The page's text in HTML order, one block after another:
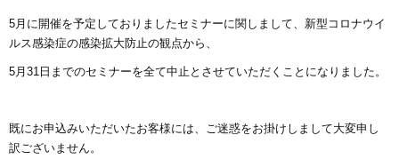
5月に開催を予定しておりましたセミナーに関しまして、新型コロナウイ
ルス感染症の感染拡大防止の観点から、
5月 31 日までのセミナーを全て中止とさせていただくことになりました。
既にお申込みいただいたお客様には、ご迷惑をお掛けしまして大変申し
訳ございません。